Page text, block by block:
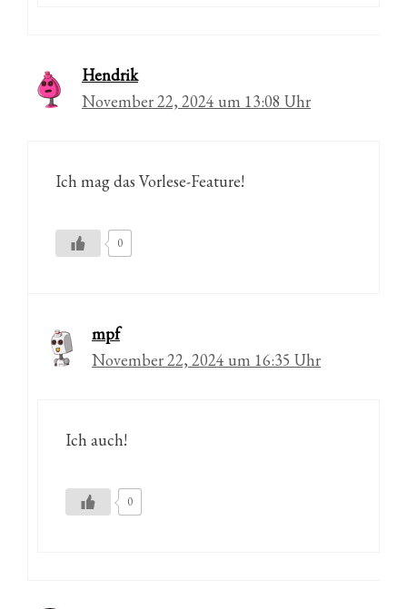
Hendrik
November 22, 2024 um 13:08 Uhr
Ich mag das Vorlese-Feature!
0
mpf
November 22, 2024 um 16:35 Uhr
Ich auch!
0